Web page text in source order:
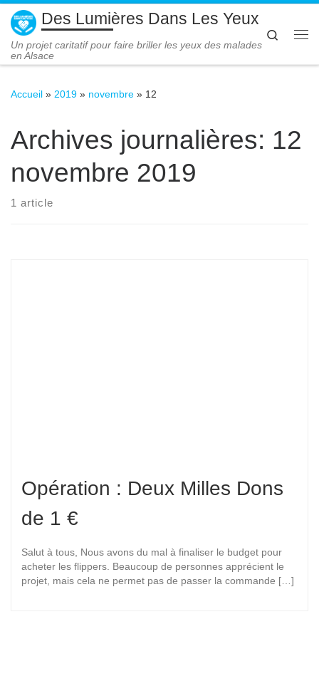
Passer au contenu
Des Lumières Dans Les Yeux
Un projet caritatif pour faire briller les yeux des malades
en Alsace
Search
Accueil » 2019 » novembre » 12
Archives journalières: 12
novembre 2019
1 article
Opération : Deux Milles Dons
de 1 €
Salut à tous, Nous avons du mal à finaliser le budget pour
acheter les flippers. Beaucoup de personnes apprécient le
projet, mais cela ne permet pas de passer la commande […]